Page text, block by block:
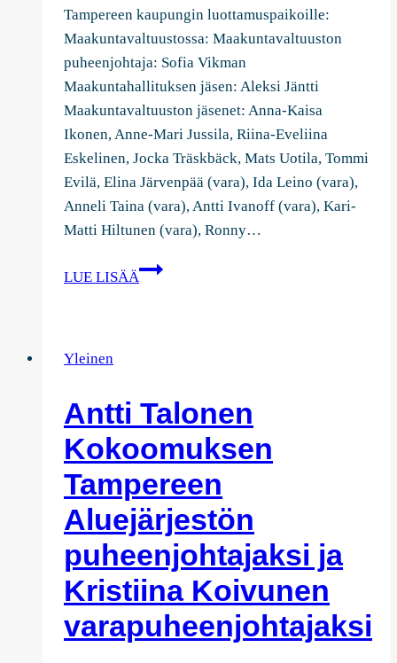
Tampereen kaupungin luottamuspaikoille:
Maakuntavaltuustossa: Maakuntavaltuuston
puheenjohtaja: Sofia Vikman
Maakuntahallituksen jäsen: Aleksi Jäntti
Maakuntavaltuuston jäsenet: Anna-Kaisa
Ikonen, Anne-Mari Jussila, Riina-Eveliina
Eskelinen, Jocka Träskbäck, Mats Uotila, Tommi
Evilä, Elina Järvenpää (vara), Ida Leino (vara),
Anneli Taina (vara), Antti Ivanoff (vara), Kari-
Matti Hiltunen (vara), Ronny…
LUE LISÄÄ
Kokoomuksen
Yleinen
Antti Talonen
Kokoomuksen
Tampereen
Aluejärjestön
puheenjohtajaksi ja
Kristiina Koivunen
varapuheenjohtajaksi